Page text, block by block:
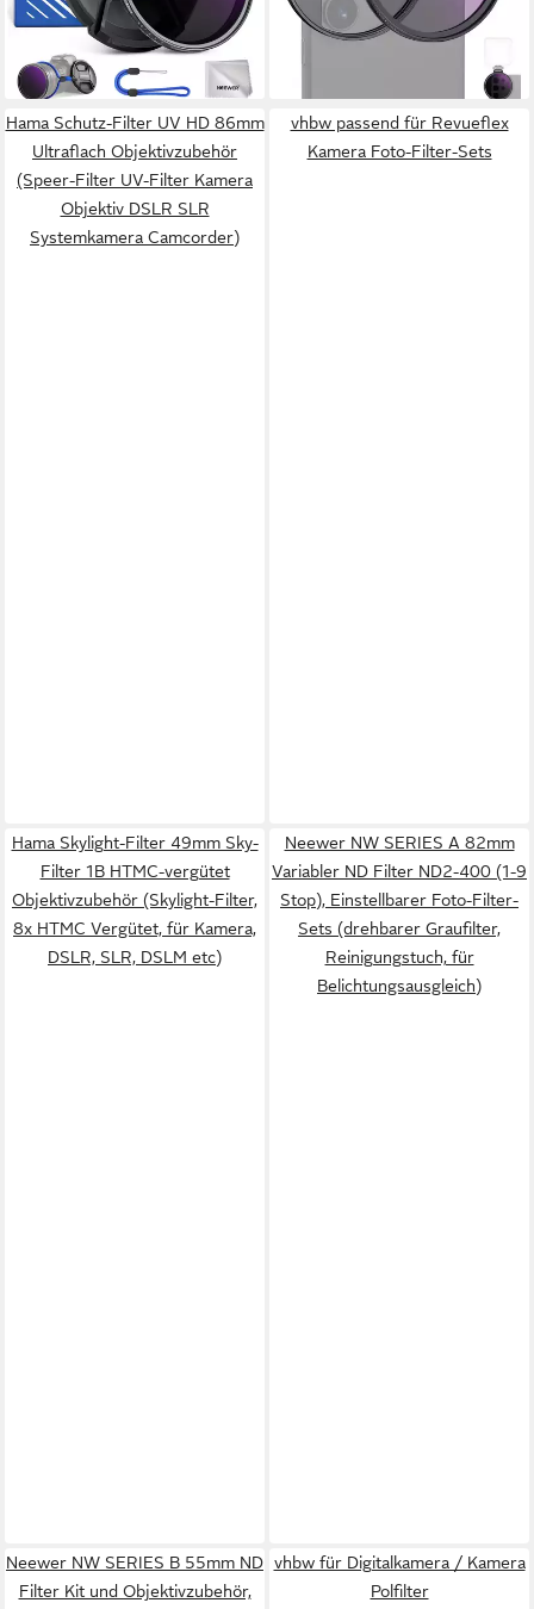
mehrschichtiges optisches
29,99 € UVP 34,99 €
lieferbar - in 4-5 Werktagen bei dir
die Farbsättigung erhöht)
40,99 € UVP45,99 €
-11%
lieferbar - in 4-5 Werktagen bei dir
Hama Schutz-Filter UV HD 86mm
Ultraflach Objektivzubehör
(Speer-Filter UV-Filter Kamera
Objektiv DSLR SLR
Systemkamera Camcorder)
vhbw passend für Revueflex
Kamera Foto-Filter-Sets
Hama Skylight-Filter 49mm Sky-
Filter 1B HTMC-vergütet
Objektivzubehör (Skylight-Filter,
8x HTMC Vergütet, für Kamera,
DSLR, SLR, DSLM etc)
Neewer NW SERIES A 82mm
Variabler ND Filter ND2-400 (1-9
Stop), Einstellbarer Foto-Filter-
Sets (drehbarer Graufilter,
Reinigungstuch, für
Belichtungsausgleich)
Neewer NW SERIES B 55mm ND
Filter Kit und Objektivzubehör,
vhbw für Digitalkamera / Kamera
Polfilter